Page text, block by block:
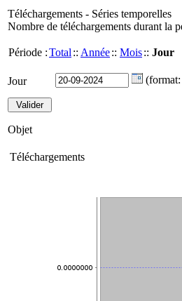
Téléchargements - Séries temporelles
Nombre de téléchargements durant la
Période :Total :: Année:: Mois:: Jour
Jour
Objet
Téléchargements